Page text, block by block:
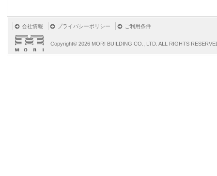
会社情報 プライバシーポリシー ご利用条件
Copyright© 2026 MORI BUILDING CO., LTD. ALL RIGHTS